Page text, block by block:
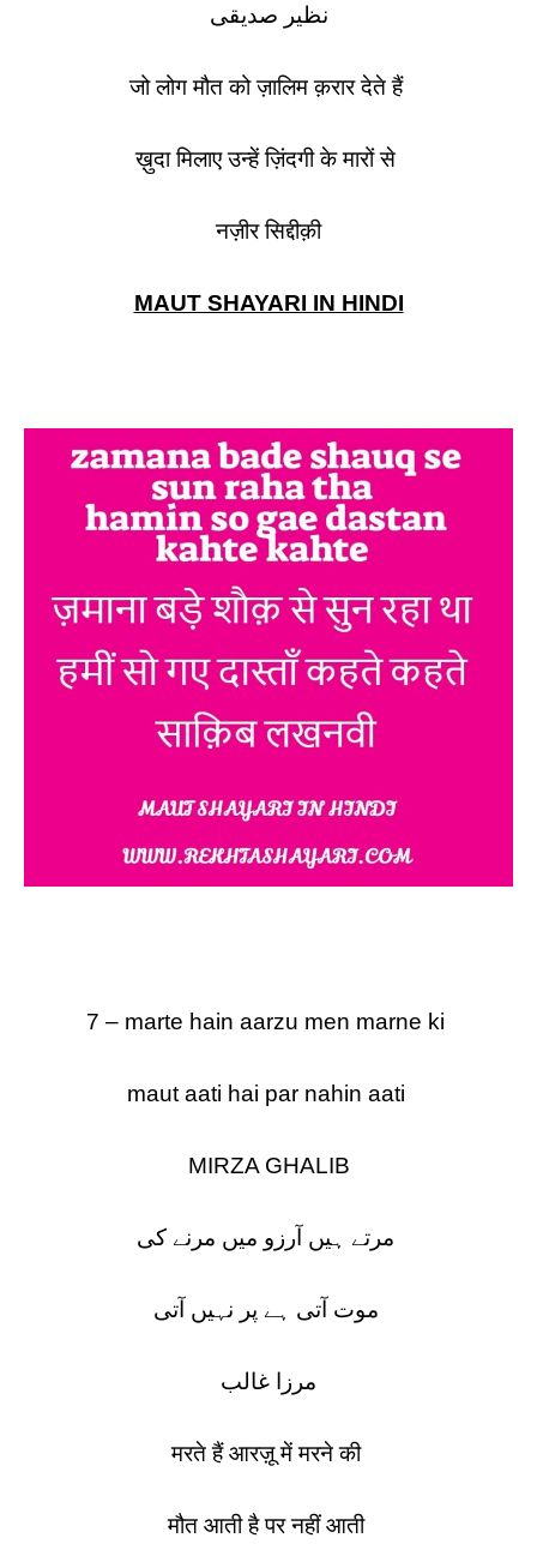
نظیر صدیقی
जो लोग मौत को ज़ालिम क़रार देते हैं
ख़ुदा मिलाए उन्हें ज़िंदगी के मारों से
नज़ीर सिद्दीक़ी
MAUT SHAYARI IN HINDI
7 – marte hain aarzu men marne ki
maut aati hai par nahin aati
MIRZA GHALIB
مرزا غالب
मरते हैं आरज़ू में मरने की
मौत आती है पर नहीं आती